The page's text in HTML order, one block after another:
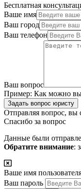
Бесплатная
Ваше имя
Ваш город
Ваш телефон
Ваш вопрос
Пример: Как можно
Задать вопрос юристу
Отправляя вопрос, вы
Спасибо за вопрос
Данные были
Обратите внимание:
Ваше имя
Ваш пароль